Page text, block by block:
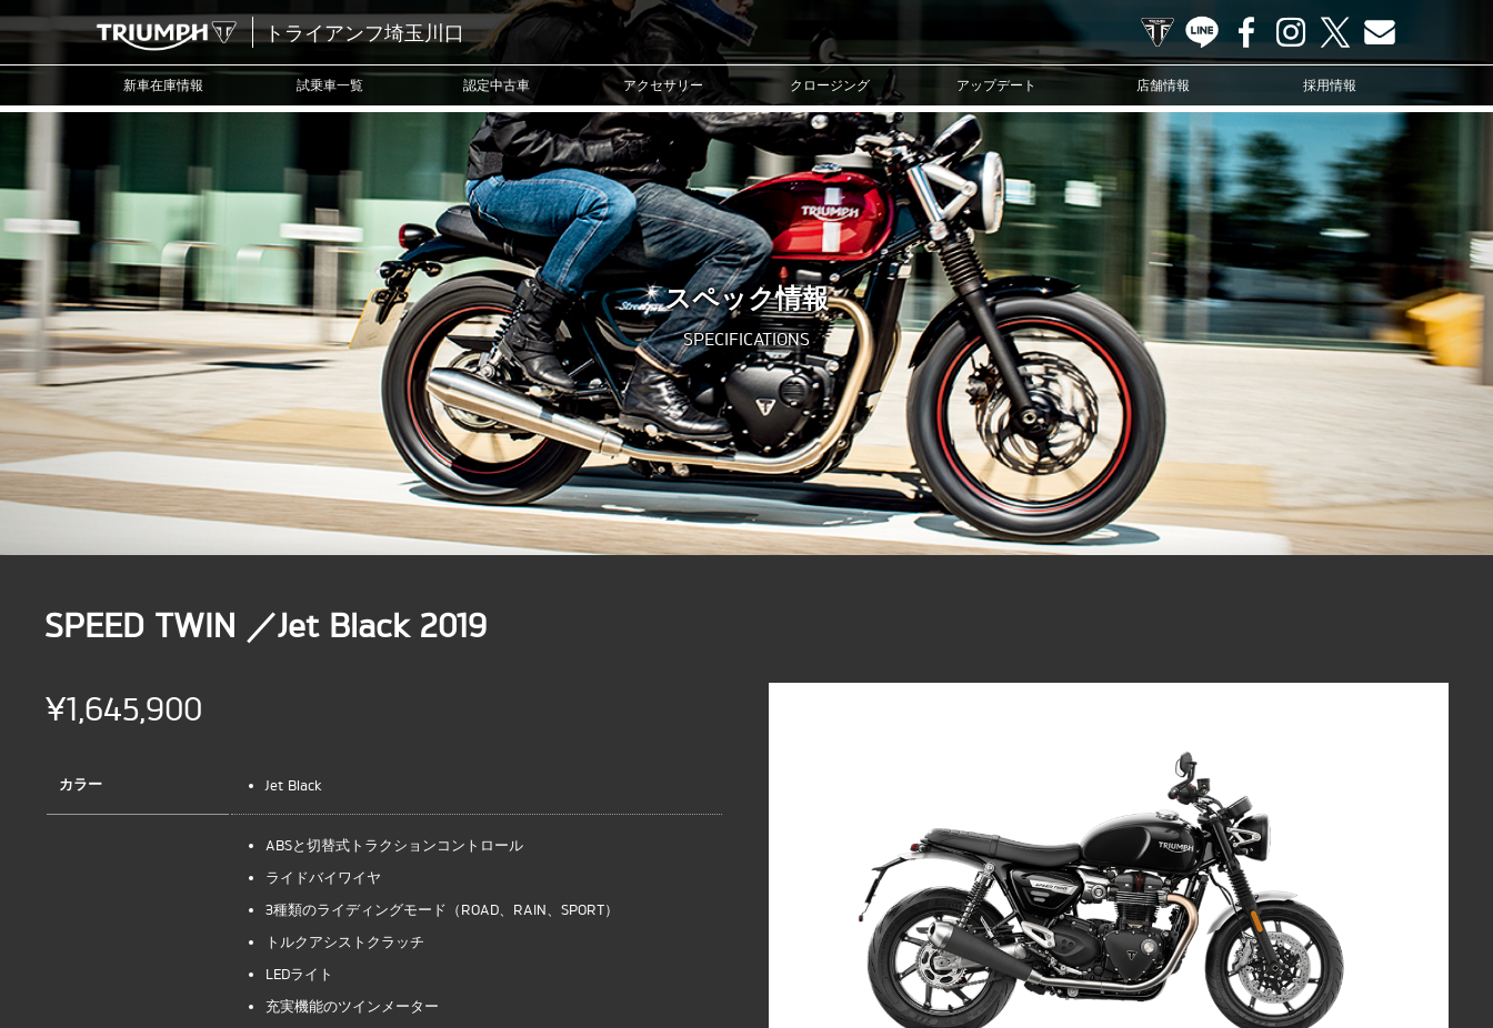
トライアンフ埼玉川口 TRIUMPH OFFICIAL SITE
LINE FacebookInstagram
新車在庫情報 試乗車一覧 認定中古車 アクセサリー クロージング アップデート 店舗情報 採用情報
スペック情報
SPECIFICATIONS
SPEED TWIN ／Jet Black 2019
¥1,645,900
カラー Jet Black
ABSと切替式トラクションコントロール
ライドバイワイヤ
3種類のライディングモード（ROAD、RAIN、SPORT）
トルクアシストクラッチ
LEDライト
充実機能のツインメーター